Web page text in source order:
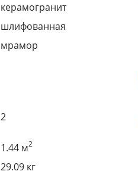
керамогранит
шлифованная
мрамор
2
1.44 м2
29.09 кг